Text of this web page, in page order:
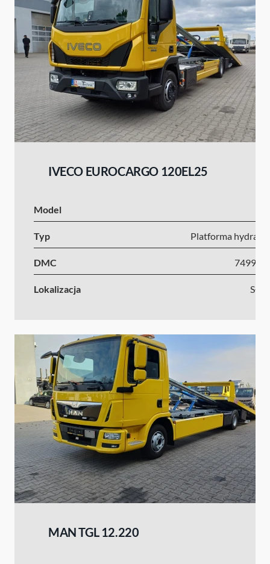
IVECO EUROCARGO 120EL25
Model
Typ Platforma
DMC 7499-
Lokalizacja
MAN TGL 12.220